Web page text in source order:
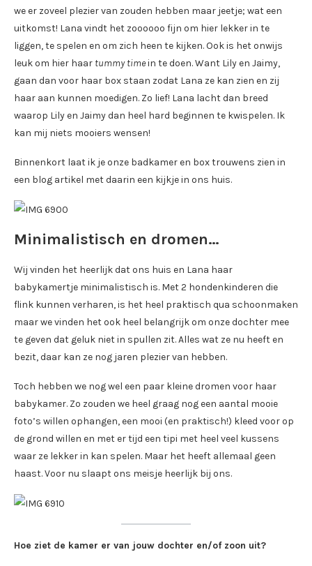
we er zoveel plezier van zouden hebben maar jeetje; wat een
uitkomst! Lana vindt het zoooooo fijn om hier lekker in te
liggen, te spelen en om zich heen te kijken. Ook is het onwijs
leuk om hier haar tummy timein te doen. Want Lily en Jaimy,
gaan dan voor haar box staan zodat Lana ze kan zien en zij
haar aan kunnen moedigen. Zo lief! Lana lacht dan breed
waarop Lily en Jaimy dan heel hard beginnen te kwispelen. Ik
kan mij niets mooiers wensen!
Binnenkort laat ik je onze badkamer en box trouwens zien in
een blog artikel met daarin een kijkje in ons huis.
Minimalistisch en dromen…
Wij vinden het heerlijk dat ons huis en Lana haar
babykamertje minimalistisch is. Met 2 hondenkinderen die
flink kunnen verharen, is het heel praktisch qua schoonmaken
maar we vinden het ook heel belangrijk om onze dochter mee
te geven dat geluk niet in spullen zit. Alles wat ze nu heeft en
bezit, daar kan ze nog jaren plezier van hebben.
Toch hebben we nog wel een paar kleine dromen voor haar
babykamer. Zo zouden we heel graag nog een aantal mooie
foto’s willen ophangen, een mooi (en praktisch!) kleed voor op
de grond willen en met er tijd een tipi met heel veel kussens
waar ze lekker in kan spelen. Maar het heeft allemaal geen
haast. Voor nu slaapt ons meisje heerlijk bij ons.
Hoe ziet de kamer er van jouw dochter en/of zoon uit?